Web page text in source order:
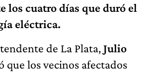
los cuatro días que duró el
eléctrica.
de La Plata,Julio
que los vecinos afectados